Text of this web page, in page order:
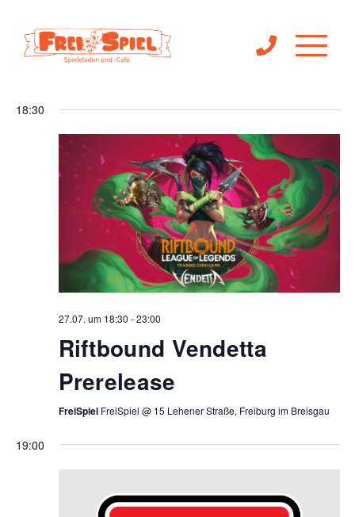
Suche
und
27.07.2026
18:30
27.07. um 18:30 -23:00
Riftbound Vendetta
Prerelease
FreiSpiel FreiSpiel @ 15 Lehener Straße, Freiburg im Breisgau
19:00